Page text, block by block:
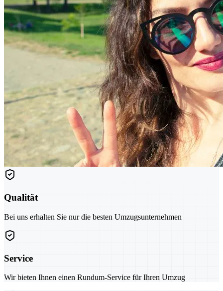
Qualität
Bei uns erhalten Sie nur die besten Umzugsunternehmen
Service
Wir bieten Ihnen einen Rundum-Service für Ihren Umzug